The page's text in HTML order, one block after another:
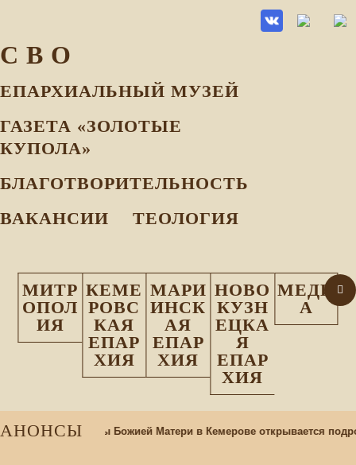
С В О
ЕПАРХИАЛЬНЫЙ МУЗEЙ
ГАЗЕТА «ЗОЛОТЫЕ
КУПОЛА»
БЛАГОТВОРИТЕЛЬНОСТЬ
ВАКАНСИИ
ТЕОЛОГИЯ
МИТР
ОПОЛ
ИЯ
КЕМЕ
РОВС
КАЯ
ЕПАР
ХИЯ
МАРИ
ИНСК
АЯ
ЕПАР
ХИЯ
НОВО
КУЗН
ЕЦКА
Я
ЕПАР
ХИЯ
МЕДИ
А
АНОНСЫ
Казанской иконы Божией Матери в Кемерове открывается